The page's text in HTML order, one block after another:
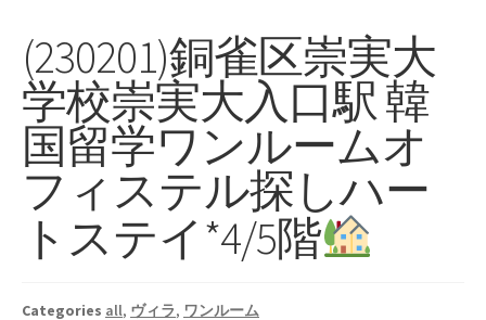
(230201)銅雀区崇実大
学校崇実大入口駅 韓
国留学ワンルームオ
フィステル探しハー
トステイ*4/5階
Categories all, ヴィラ, ワンルーム